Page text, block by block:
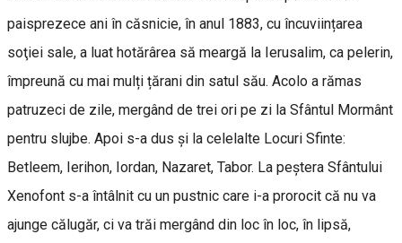
paisprezece ani în căsnicie, în anul 1883, cu încuviințarea
soţiei sale, a luat hotărârea să meargă la Ierusalim, ca pelerin,
împreună cu mai mulți țărani din satul său. Acolo a rămas
patruzeci de zile, mergând de trei ori pe zi la Sfântul Mormânt
pentru slujbe. Apoi s-a dus și la celelalte Locuri Sfinte:
Betleem, Ierihon, Iordan, Nazaret, Tabor. La peștera Sfântului
Xenofont s-a întâlnit cu un pustnic care i-a prorocit că nu va
ajunge călugăr, ci va trăi mergând din loc în loc, în lipsă,